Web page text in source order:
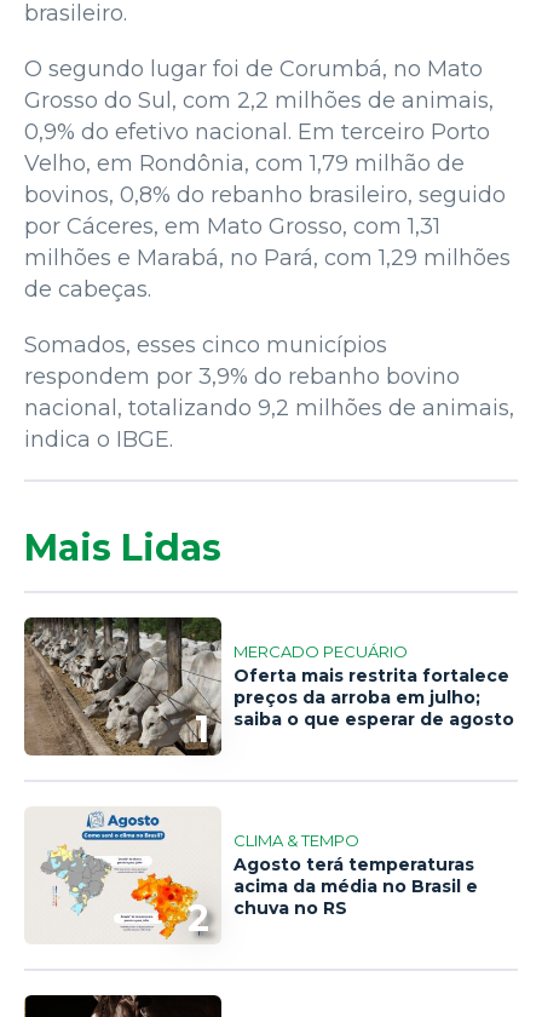
brasileiro.
O segundo lugar foi de Corumbá, no Mato
Grosso do Sul, com 2,2 milhões de animais,
0,9% do efetivo nacional. Em terceiro Porto
Velho, em Rondônia, com 1,79 milhão de
bovinos, 0,8% do rebanho brasileiro, seguido
por Cáceres, em Mato Grosso, com 1,31
milhões e Marabá, no Pará, com 1,29 milhões
de cabeças.
Somados, esses cinco municípios
respondem por 3,9% do rebanho bovino
nacional, totalizando 9,2 milhões de animais,
indica o IBGE.
Mais Lidas
1
MERCADO PECUÁRIO
Oferta mais restrita fortalece
preços da arroba em julho;
saiba o que esperar de agosto
2
CLIMA & TEMPO
Agosto terá temperaturas
acima da média no Brasil e
chuva no RS